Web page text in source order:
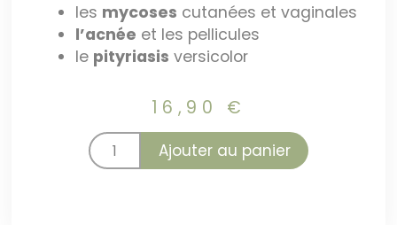
les mycoses cutanées et vaginales
l’acnée et les pellicules
le pityriasis versicolor
16,90 €
Ajouter au panier